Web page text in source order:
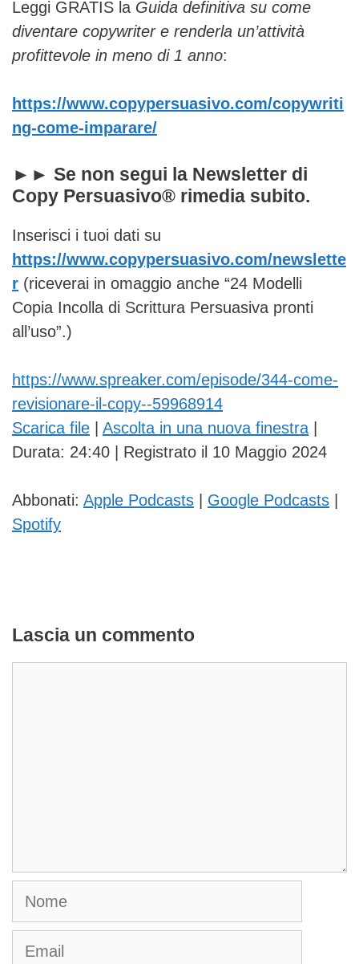
Leggi GRATIS la Guida definitiva su come
diventare copywriter e renderla un’attività
profittevole in meno di 1 anno:
https://www.copypersuasivo.com/copywriti
ng-come-imparare/
►► Se non segui la Newsletter di
Copy Persuasivo® rimedia subito.
Inserisci i tuoi dati su
https://www.copypersuasivo.com/newslette
r (riceverai in omaggio anche “24 Modelli
Copia Incolla di Scrittura Persuasiva pronti
all’uso”.)
https://www.spreaker.com/episode/344-come-
revisionare-il-copy--59968914
Scarica file | Ascolta in una nuova finestra |
Durata: 24:40 | Registrato il 10 Maggio 2024
Abbonati: Apple Podcasts | Google Podcasts |
Spotify
Lascia un commento
Nome
Email